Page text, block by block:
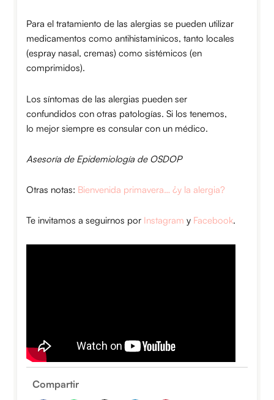
Para el tratamiento de las alergias se pueden utilizar
medicamentos como antihistamínicos, tanto locales
(espray nasal, cremas) como sistémicos (en
comprimidos).
Los síntomas de las alergias pueden ser
confundidos con otras patologías. Si los tenemos,
lo mejor siempre es consular con un médico.
Asesoría de Epidemiología de OSDOP
Otras notas: Bienvenida primavera… ¿y la alergia?
Te invitamos a seguirnos por Instagram y Facebook.
Compartir